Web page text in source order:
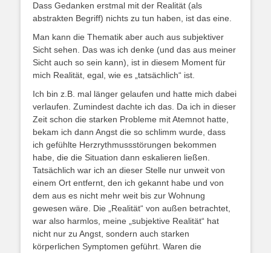
Dass Gedanken erstmal mit der Realität (als
abstrakten Begriff) nichts zu tun haben, ist das eine.
Man kann die Thematik aber auch aus subjektiver
Sicht sehen. Das was ich denke (und das aus meiner
Sicht auch so sein kann), ist in diesem Moment für
mich Realität, egal, wie es „tatsächlich“ ist.
Ich bin z.B. mal länger gelaufen und hatte mich dabei
verlaufen. Zumindest dachte ich das. Da ich in dieser
Zeit schon die starken Probleme mit Atemnot hatte,
bekam ich dann Angst die so schlimm wurde, dass
ich gefühlte Herzrythmussstörungen bekommen
habe, die die Situation dann eskalieren ließen.
Tatsächlich war ich an dieser Stelle nur unweit von
einem Ort entfernt, den ich gekannt habe und von
dem aus es nicht mehr weit bis zur Wohnung
gewesen wäre. Die „Realität“ von außen betrachtet,
war also harmlos, meine „subjektive Realität“ hat
nicht nur zu Angst, sondern auch starken
körperlichen Symptomen geführt. Waren die